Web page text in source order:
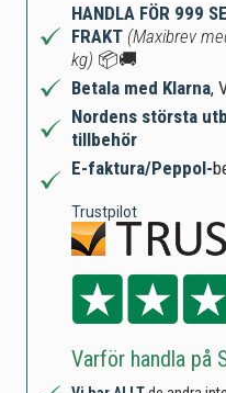
HANDLA FÖR 999
FRAKT (Maxibrev
kg) 📦🚚
Betala med Klarna,
Nordens största
tillbehör
E-faktura/Peppol-
Trustpilot
Varför handla på